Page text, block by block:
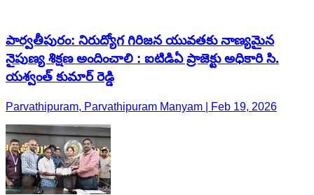
పార్వతీపురం: నిరుద్యోగ గిరిజన యువతకు నాణ్యమైన
నైపుణ్య శిక్షణ అందించాలి : ఐటిడిఏ ప్రాజెక్టు అధికారి సి.
యశ్వంత్ కుమార్ రెడ్డి
Parvathipuram, Parvathipuram Manyam | Feb 19, 2026